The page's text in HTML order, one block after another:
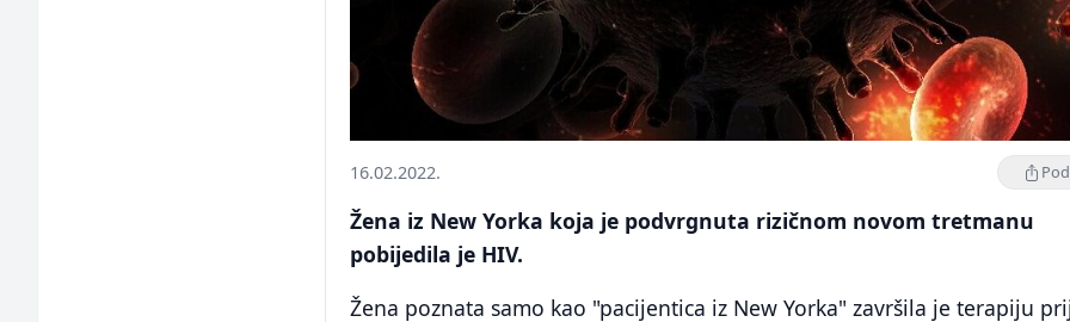
16.02.2022.
Žena iz New Yorka koja je podvrgnuta rizičnom novom tretmanu
pobijedila je HIV.
Žena poznata samo kao "pacijentica iz New Yorka" završila je terapiju